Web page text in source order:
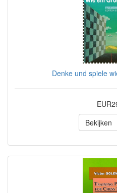
Denke und spiele
Bekijken